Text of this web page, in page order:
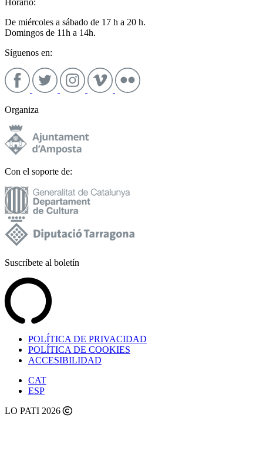
Horario:
De miércoles a sábado de 17 h a 20 h.
Domingos de 11h a 14h.
Síguenos en:
Organiza
Con el soporte de:
Suscríbete al boletín
POLÍTICA DE PRIVACIDAD
POLÍTICA DE COOKIES
ACCESIBILIDAD
CAT
ESP
LO PATI 2026